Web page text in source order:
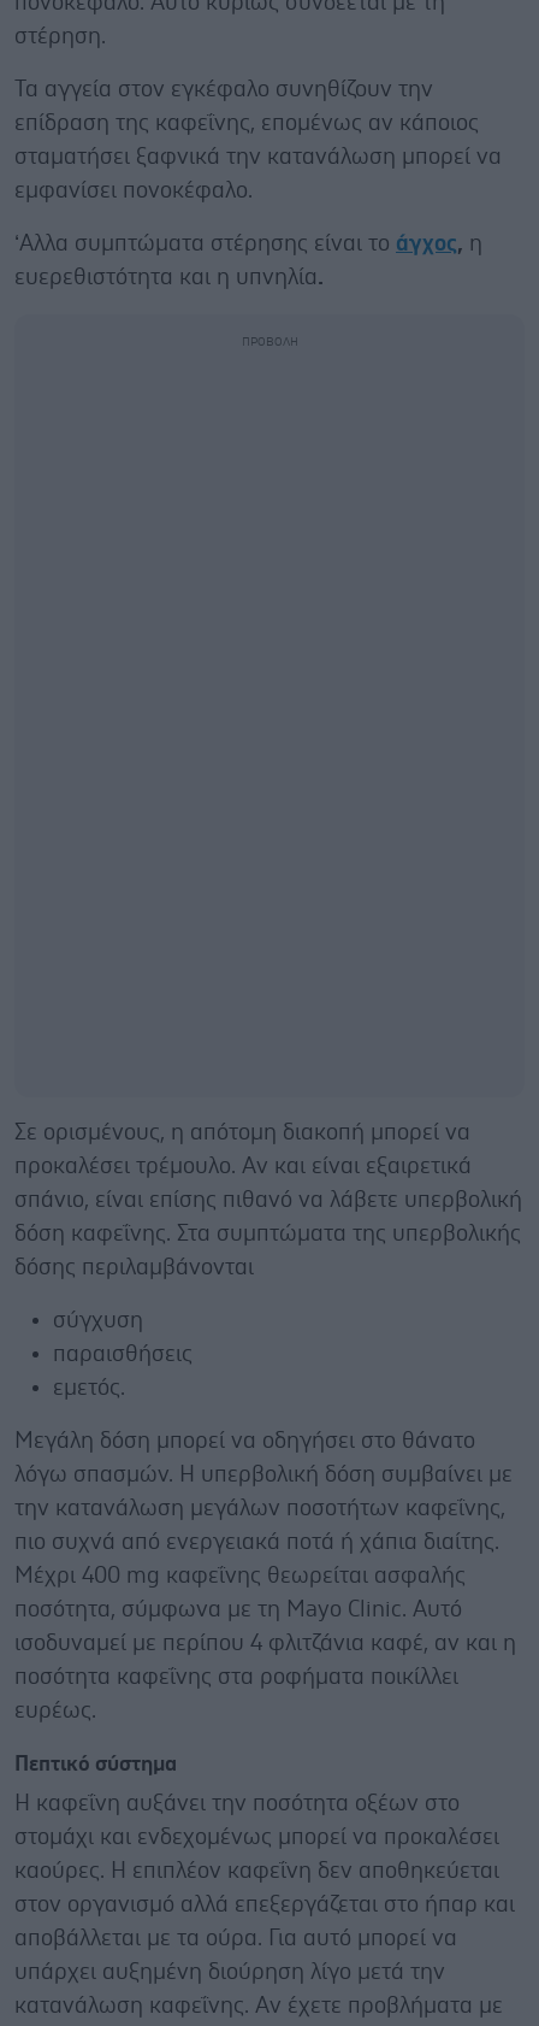
στέρηση.
Τα αγγεία στον εγκέφαλο συνηθίζουν την
επίδραση της καφεΐνης, επομένως αν κάποιος
σταματήσει ξαφνικά την κατανάλωση μπορεί να
εμφανίσει πονοκέφαλο.
‘Αλλα συμπτώματα στέρησης είναι το άγχος, η
ευερεθιστότητα και η υπνηλία.
Σε ορισμένους, η απότομη διακοπή μπορεί να
προκαλέσει τρέμουλο. Αν και είναι εξαιρετικά
σπάνιο, είναι επίσης πιθανό να λάβετε υπερβολική
δόση καφεΐνης. Στα συμπτώματα της υπερβολικής
δόσης περιλαμβάνονται
σύγχυση
παραισθήσεις
εμετός.
Μεγάλη δόση μπορεί να οδηγήσει στο θάνατο
λόγω σπασμών. Η υπερβολική δόση συμβαίνει με
την κατανάλωση μεγάλων ποσοτήτων καφεΐνης,
πιο συχνά από ενεργειακά ποτά ή χάπια διαίτης.
Μέχρι 400 mg καφεΐνης θεωρείται ασφαλής
ποσότητα, σύμφωνα με τη Mayo Clinic. Αυτό
ισοδυναμεί με περίπου 4 φλιτζάνια καφέ, αν και η
ποσότητα καφεΐνης στα ροφήματα ποικίλλει
ευρέως.
Πεπτικό σύστημα
Η καφεΐνη αυξάνει την ποσότητα οξέων στο
στομάχι και ενδεχομένως μπορεί να προκαλέσει
καούρες. Η επιπλέον καφεΐνη δεν αποθηκεύεται
στον οργανισμό αλλά επεξεργάζεται στο ήπαρ και
αποβάλλεται με τα ούρα. Για αυτό μπορεί να
υπάρχει αυξημένη διούρηση λίγο μετά την
κατανάλωση καφεΐνης. Αν έχετε προβλήματα με